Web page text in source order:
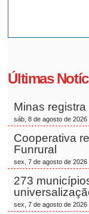
Últimas
Minas
sáb, 8 de agosto de 2026
Cooperativa
Funrural
sex, 7 de agosto de 2026
273
sex, 7 de agosto de 2026